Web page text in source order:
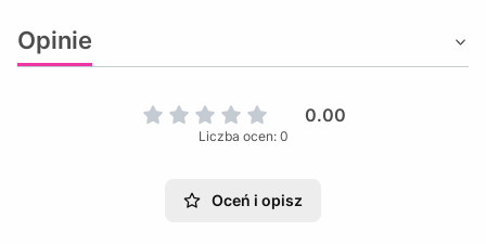
Opinie
0.00
Liczba ocen: 0
Oceń i opisz